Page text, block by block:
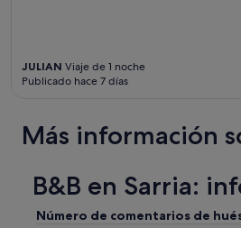
JULIAN Viaje de 1 noche
Publicado hace 7 días
Más información
B&B en Sarria:
Número de comentarios de